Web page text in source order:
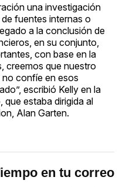
una investigación
fuentes internas o
a la conclusión de
en su conjunto,
con base en la
creemos que nuestro
confíe en esos
escribió Kelly en la
estaba dirigida al
Alan Garten.
en tu correo